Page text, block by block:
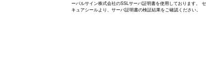
ーバルサイン株式会社のSSLサーバ証明書を使用しております。 セ
キュアシールより、サーバ証明書の検証結果をご確認ください。